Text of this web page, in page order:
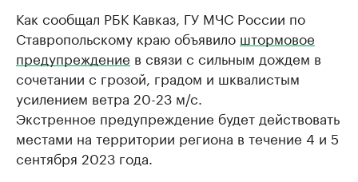
Как сообщал РБК Кавказ, ГУ МЧС России по
Ставропольскому краю объявило штормовое
предупреждение в связи с сильным дождем в
сочетании с грозой, градом и шквалистым
усилением ветра 20-23 м/с.
Экстренное предупреждение будет действовать
местами на территории региона в течение 4 и 5
сентября 2023 года.